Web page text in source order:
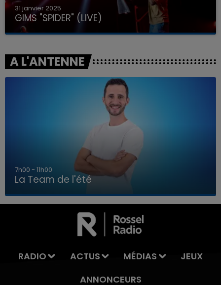
LA TEAM DE L'ÉTÉ
31 janvier 2025
GIMS "SPIDER" (LIVE)
A L'ANTENNE
7h00 - 11h00
La Team de l'été
RADIO ACTUS MÉDIAS
JEUX
ANNONCEURS